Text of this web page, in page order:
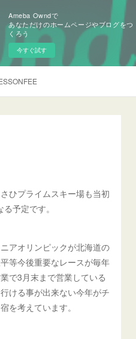
Ameba Owndで
あなただけのホームページやブログをつ
くろう
今すぐ試す
ひプライムスキー場も当初
予定です。
アオリンピックが北海道の
等今後重要なレースが毎年
で3月末まで営業している
ける事が出来ない今年がチ
を考えています。